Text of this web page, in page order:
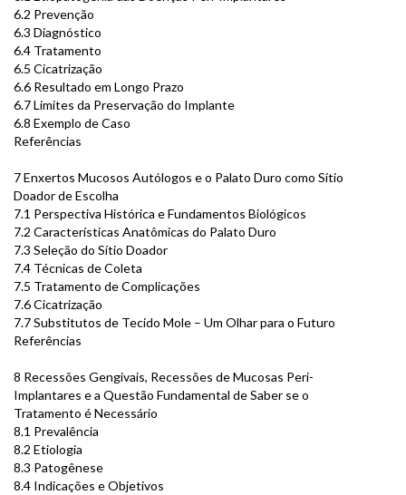
6.2 Prevenção
6.3 Diagnóstico
6.4 Tratamento
6.5 Cicatrização
6.6 Resultado em Longo Prazo
6.7 Limites da Preservação do Implante
6.8 Exemplo de Caso
Referências
7 Enxertos Mucosos Autólogos e o Palato Duro como Sítio
Doador de Escolha
7.1 Perspectiva Histórica e Fundamentos Biológicos
7.2 Características Anatômicas do Palato Duro
7.3 Seleção do Sítio Doador
7.4 Técnicas de Coleta
7.5 Tratamento de Complicações
7.6 Cicatrização
7.7 Substitutos de Tecido Mole – Um Olhar para o Futuro
Referências
8 Recessões Gengivais, Recessões de Mucosas Peri-
Implantares e a Questão Fundamental de Saber se o
Tratamento é Necessário
8.1 Prevalência
8.2 Etiologia
8.3 Patogênese
8.4 Indicações e Objetivos